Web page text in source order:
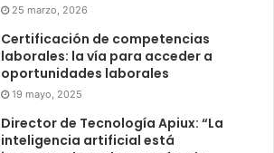
25 marzo, 2026
Certificación de competencias
laborales: la vía para acceder a
oportunidades laborales
19 mayo, 2025
Director de Tecnología Apiux: “La
inteligencia artificial está